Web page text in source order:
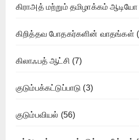
கிராஅத் மற்றும் தமிழாக்கம் ஆடியோ
கிறித்தவ போதகர்களின் வாதங்கள்
கிலாஃபத் ஆட்சி (7)
குடும்பக்கட்டுப்பாடு (3)
குடும்பவியல் (56)